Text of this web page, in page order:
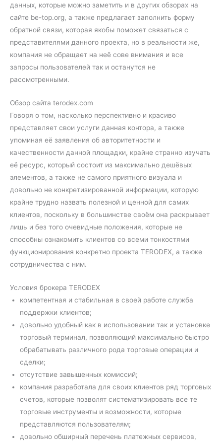
данных, которые можно заметить и в других обзорах на
сайте be-top.org, а также предлагает заполнить форму
обратной связи, которая якобы поможет связаться с
представителями данного проекта, но в реальности же,
компания не обращает на неё сове внимания и все
запросы пользователей так и останутся не
рассмотренными.
Обзор сайта terodex.com
Говоря о том, насколько перспективно и красиво
представляет свои услуги данная контора, а также
упоминая её заявления об авторитетности и
качественности данной площадки, крайне странно изучать
её ресурс, который состоит из максимально дешёвых
элементов, а также не самого приятного визуала и
довольно не конкретизированной информации, которую
крайне трудно назвать полезной и ценной для самих
клиентов, поскольку в большинстве своём она раскрывает
лишь и без того очевидные положения, которые не
способны ознакомить клиентов со всеми тонкостями
функционирования конкретно проекта TERODEX, а также
сотрудничества с ним.
Условия брокера TERODEX
компетентная и стабильная в своей работе служба
поддержки клиентов;
довольно удобный как в использовании так и установке
торговый терминал, позволяющий максимально быстро
обрабатывать различного рода торговые операции и
сделки;
отсутствие завышенных комиссий;
компания разработала для своих клиентов ряд торговых
счетов, которые позволят систематизировать все те
торговые инструменты и возможности, которые
представляются пользователям;
довольно обширный перечень платежных сервисов,